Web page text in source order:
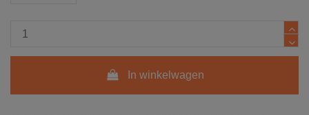
In winkelwagen